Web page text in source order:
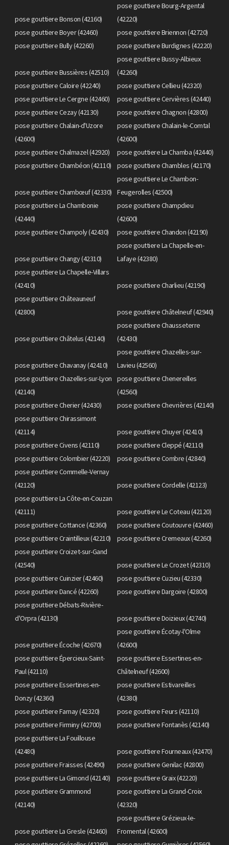
pose gouttiere Bonson (42160)
pose gouttiere Bourg-Argental
(42220)
pose gouttiere Boyer (42460)
pose gouttiere Briennon (42720)
pose gouttiere Bully (42260)
pose gouttiere Burdignes (42220)
pose gouttiere Bussières (42510)
pose gouttiere Bussy-Albieux
(42260)
pose gouttiere Caloire (42240)
pose gouttiere Cellieu (42320)
pose gouttiere Le Cergne (42460)
pose gouttiere Cervières (42440)
pose gouttiere Cezay (42130)
pose gouttiere Chagnon (42800)
pose gouttiere Chalain-d'Uzore
(42600)
pose gouttiere Chalain-le-Comtal
(42600)
pose gouttiere Chalmazel (42920)
pose gouttiere La Chamba (42440)
pose gouttiere Chambéon (42110)
pose gouttiere Chambles (42170)
pose gouttiere Chambœuf (42330)
pose gouttiere Le Chambon-
Feugerolles (42500)
pose gouttiere La Chambonie
(42440)
pose gouttiere Champdieu
(42600)
pose gouttiere Champoly (42430)
pose gouttiere Chandon (42190)
pose gouttiere Changy (42310)
pose gouttiere La Chapelle-en-
Lafaye (42380)
pose gouttiere La Chapelle-Villars
(42410)
pose gouttiere Charlieu (42190)
pose gouttiere Châteauneuf
(42800)
pose gouttiere Châtelneuf (42940)
pose gouttiere Châtelus (42140)
pose gouttiere Chausseterre
(42430)
pose gouttiere Chavanay (42410)
pose gouttiere Chazelles-sur-
Lavieu (42560)
pose gouttiere Chazelles-sur-Lyon
(42140)
pose gouttiere Chenereilles
(42560)
pose gouttiere Cherier (42430)
pose gouttiere Chevrières (42140)
pose gouttiere Chirassimont
(42114)
pose gouttiere Chuyer (42410)
pose gouttiere Civens (42110)
pose gouttiere Cleppé (42110)
pose gouttiere Colombier (42220)
pose gouttiere Combre (42840)
pose gouttiere Commelle-Vernay
(42120)
pose gouttiere Cordelle (42123)
pose gouttiere La Côte-en-Couzan
(42111)
pose gouttiere Le Coteau (42120)
pose gouttiere Cottance (42360)
pose gouttiere Coutouvre (42460)
pose gouttiere Craintilleux (42210)
pose gouttiere Cremeaux (42260)
pose gouttiere Croizet-sur-Gand
(42540)
pose gouttiere Le Crozet (42310)
pose gouttiere Cuinzier (42460)
pose gouttiere Cuzieu (42330)
pose gouttiere Dancé (42260)
pose gouttiere Dargoire (42800)
pose gouttiere Débats-Rivière-
d'Orpra (42130)
pose gouttiere Doizieux (42740)
pose gouttiere Écoche (42670)
pose gouttiere Écotay-l'Olme
(42600)
pose gouttiere Épercieux-Saint-
Paul (42110)
pose gouttiere Essertines-en-
Châtelneuf (42600)
pose gouttiere Essertines-en-
Donzy (42360)
pose gouttiere Estivareilles
(42380)
pose gouttiere Farnay (42320)
pose gouttiere Feurs (42110)
pose gouttiere Firminy (42700)
pose gouttiere Fontanès (42140)
pose gouttiere La Fouillouse
(42480)
pose gouttiere Fourneaux (42470)
pose gouttiere Fraisses (42490)
pose gouttiere Genilac (42800)
pose gouttiere La Gimond (42140)
pose gouttiere Graix (42220)
pose gouttiere Grammond
(42140)
pose gouttiere La Grand-Croix
(42320)
pose gouttiere La Gresle (42460)
pose gouttiere Grézieux-le-
Fromental (42600)